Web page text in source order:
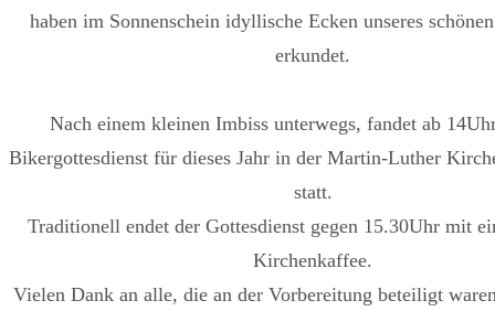
haben im Sonnenschein idyllische Ecken unseres
erkundet.
Nach einem kleinen Imbiss unterwegs, fandet ab
Bikergottesdienst für dieses Jahr in der Martin-Luther
statt.
Traditionell endet der Gottesdienst gegen 15.30Uhr mit
Kirchenkaffee.
Vielen Dank an alle, die an der Vorbereitung beteiligt